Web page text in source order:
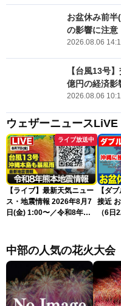
お盆休み前
の影響に注意
2026.08.06
【台風13号
億円の経済影
2026.08.06
ウェザーニュースLiVE
ライブ放送中
【ライブ】最新天気ニュー
ス・地震情報 2026年8月7
日(金) 1:00〜／令和8年熊
スLiVE〉
【ダ
接近 お盆休みへの影響は？
（6日
中部の人気の花火大会